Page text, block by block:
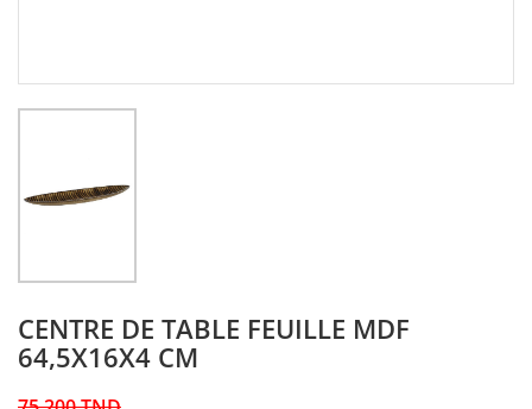
CENTRE DE TABLE FEUILLE MDF
64,5X16X4 CM